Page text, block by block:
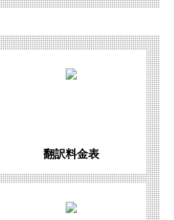
翻訳料金表